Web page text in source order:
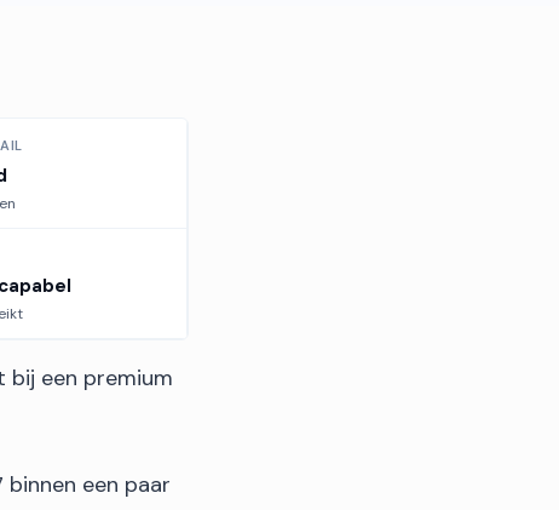
bij een premium
een paar